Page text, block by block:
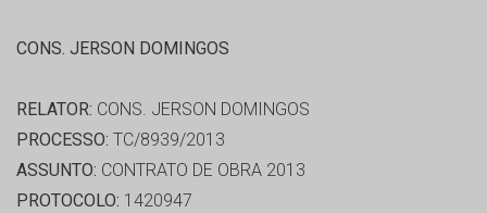
CONS. JERSON DOMINGOS
RELATOR: CONS. JERSON DOMINGOS
PROCESSO: TC/8939/2013
ASSUNTO: CONTRATO DE OBRA 2013
PROTOCOLO: 1420947